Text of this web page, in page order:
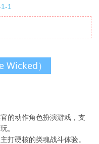
1
）
的动作角色扮演游戏，支
。
打硬核的类魂战斗体验。